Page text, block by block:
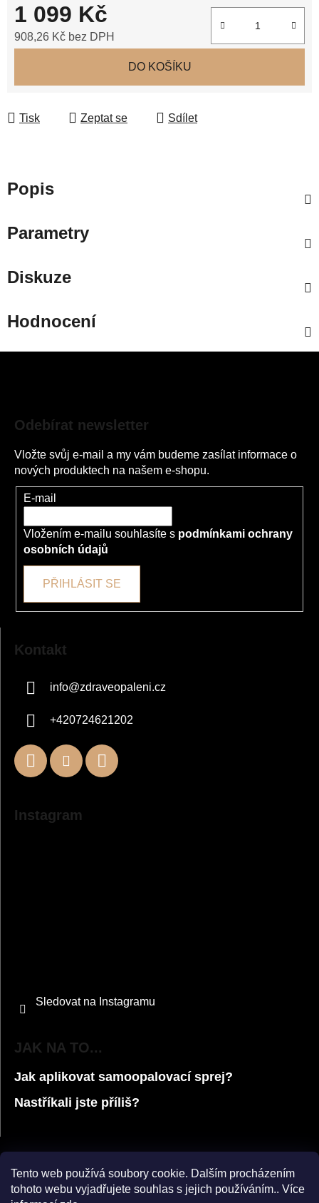
Tento web používá soubory cookie. Dalším procházením
tohoto webu vyjadřujete souhlas s jejich používáním.. Více
1 099 Kč
908,26 Kč bez DPH
DO KOŠÍKU
Tisk Zeptat se Sdílet
Popis
Parametry
Diskuze
Hodnocení
Odebírat newsletter
Vložte svůj e-mail a my vám budeme zasílat informace o
nových produktech na našem e-shopu.
E-mail
Vložením e-mailu souhlasíte s podmínkami ochrany
osobních údajů
PŘIHLÁSIT SE
Kontakt
info@zdraveopaleni.cz
+420724621202
Instagram
Sledovat na Instagramu
JAK NA TO...
Jak aplikovat samoopalovací sprej?
Nastříkali jste příliš?